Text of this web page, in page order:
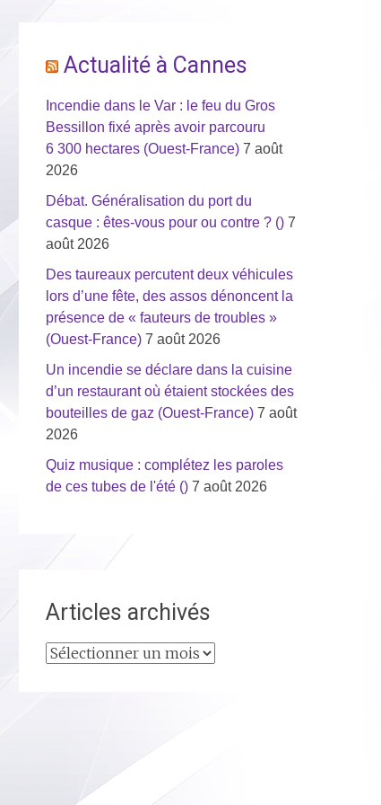
Actualité à Cannes
Incendie dans le Var : le feu du Gros
Bessillon fixé après avoir parcouru
6 300 hectares (Ouest-France) 7 août
2026
Débat. Généralisation du port du
casque : êtes-vous pour ou contre ? () 7
août 2026
Des taureaux percutent deux véhicules
lors d’une fête, des assos dénoncent la
présence de « fauteurs de troubles »
(Ouest-France) 7 août 2026
Un incendie se déclare dans la cuisine
d’un restaurant où étaient stockées des
bouteilles de gaz (Ouest-France) 7 août
2026
Quiz musique : complétez les paroles
de ces tubes de l'été () 7 août 2026
Articles archivés
Articles